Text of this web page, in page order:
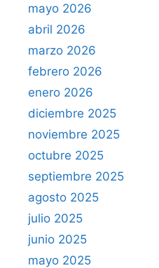
mayo 2026
abril 2026
marzo 2026
febrero 2026
enero 2026
diciembre 2025
noviembre 2025
octubre 2025
septiembre 2025
agosto 2025
julio 2025
junio 2025
mayo 2025